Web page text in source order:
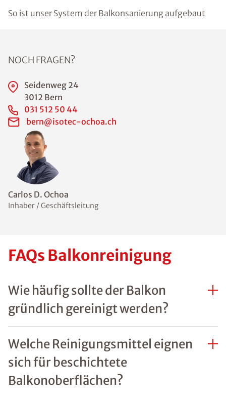
So ist unser System der Balkonsanierung aufgebaut
Carlos D. Ochoa
Inhaber / Geschäftsleitung
NOCH FRAGEN?
Seidenweg 24
3012 Bern
031 512 50 44
bern@isotec-ochoa.ch
FAQs Balkonreinigung
Wie häufig sollte der Balkon
gründlich gereinigt werden?
Welche Reinigungsmittel eignen
sich für beschichtete
Balkonoberflächen?